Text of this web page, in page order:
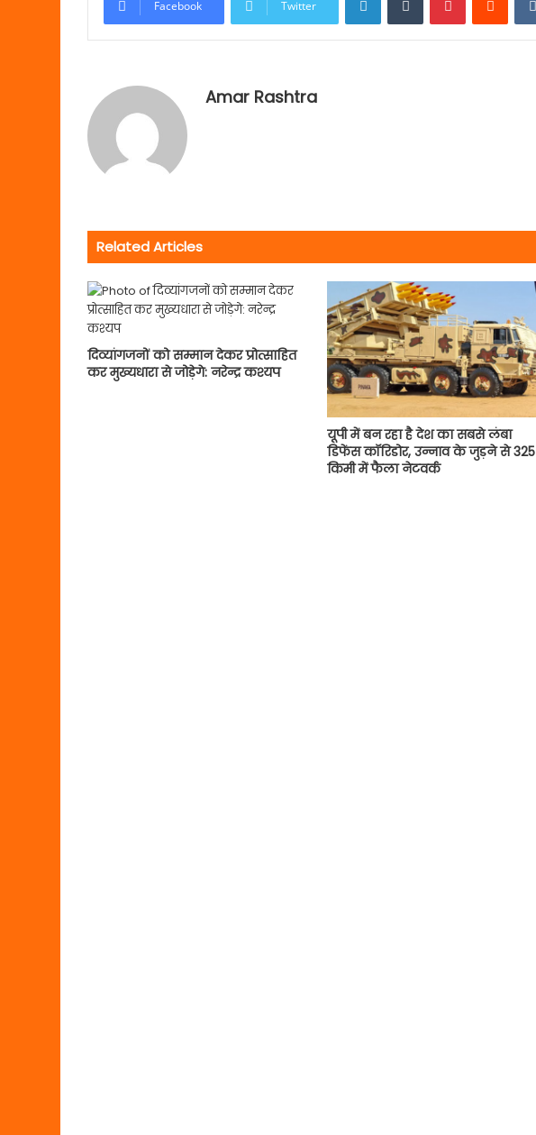
Facebook Twitter
Amar Rashtra
Related Articles
दिव्यांगजनों को सम्मान देकर प्रोत्साहित
कर मुख्यधारा से जोड़ेगे: नरेन्द्र कश्यप
यूपी में बन रहा है देश का सबसे लंबा
डिफेंस कॉरिडोर, उन्नाव के जुड़ने से 325
किमी में फैला नेटवर्क